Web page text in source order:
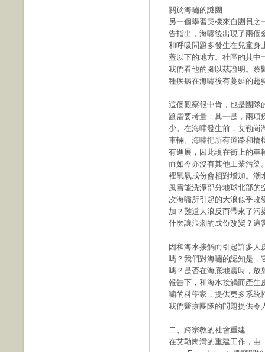
關於海嘯的謎團
另一個學習契機來自團員
告指出，海嘯後出現了兩
和呼吸問題多發生在兒童身
蓋以下的地方。社區的其
我們看他的腳以茲證明。蔡
種疾病在海嘯後有蔓延的趨
這個觀察很中肯，也是團
題需要考量：其一是，兩
少。在海嘯發生前，艾勒崗
車輛。海嘯把所有道路和橋
有進展，因此現在街上的車
而如今亦沒有其他工業污染
裡氧氣成份會相對增加。潮
風雪能洗淨部分地球北部的
次海嘯所引起的大浪似乎改
加？難道大浪反而帶來了污
什麼讓浪潮的成份改變？這
因和海水接觸而引起許多
嗎？我們對海嘯的認知是，
嗎？是否在海底地震時，放
報告下，和海水接觸而產生
嘯的科學家，提供更多系統
我們醫療團隊的問題提供令
二、跨宗教的社會重建
在艾勒崗灣的重建工作，由